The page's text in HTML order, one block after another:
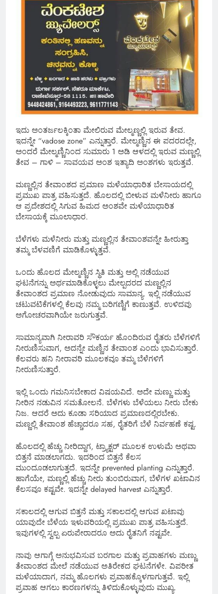
ಇದು ಅಂತರ್ಜಲಕ್ಕಿಂತಾ ಮೇಲಿರುವ ಮೇಲ್ಮಣ್ಣಲ್ಲಿ ಇರುವ ತೇವ.
ಇದನ್ನೇ “vadose zone” ಎನ್ನುತ್ತಾರೆ. ಮೇಲ್ಮಣ್ಣಿನ ಈ ಪದರದಲ್ಲೇ,
ಅಂದರೆ ಮೇಲ್ಮಣ್ಣಿನಿಂದ ಸುಮಾರು 1 ಅಡಿ ಆಳದಲ್ಲಿ ಇರುವ ಮಣ್ಣಲ್ಲಿ
ತೇವ – ಗಾಳಿ – ಸಾವಯವ ಅಂಶ ಇತ್ಯಾದಿ ಅಂಶಗಳು ಇರುತ್ತವೆ.
ಮಣ್ಣಲ್ಲಿನ ತೇವಾಂಶದ ಪ್ರಮಾಣ ಮಳೆಯಾಧಾರಿತ ಬೇಸಾಯದಲ್ಲಿ
ಪ್ರಮುಖ ಪಾತ್ರ ವಹಿಸುತ್ತದೆ. ಹೊಲದಲ್ಲಿ ಬೀಳುವ ಮಳೆನೀರು ಹಾಗೂ
ಆ ಪ್ರದೇಶದಲ್ಲಿ ಸಿಗುವ ಹಿಮದ ಅಂಶವೇ ಮಳೆಯಾಧಾರಿತ
ಬೇಸಾಯಕ್ಕೆ ಮೂಲಾಧಾರ.
ಬೆಳೆಗಳು ಮಳೆನೀರು ಮತ್ತು ಮಣ್ಣಲ್ಲಿನ ತೇವಾಂಶವನ್ನೇ ಹೀರುತ್ತಾ
ತಮ್ಮ ಬೆಳವಣಿಗೆ ಮಾಡಿಕೊಳ್ಳುತ್ತವೆ.
ಒಂದು ಹೊಲದ ಮೇಲ್ಮಣ್ಣಿನ ಸ್ಥಿತಿ ಮತ್ತು ಅಲ್ಲಿ ನಡೆಯುವ
ಘಟನೆಗನ್ನು ಅರ್ಥಮಾಡಿಕೊಳ್ಳಲು ಮೇಲ್ಪದರದ ಮಣ್ಣಲ್ಲಿನ
ತೇವಾಂಶದ ಪ್ರಮಾಣ ನೋಡುವುದು ಸಾಮಾನ್ಯ. ಇಲ್ಲಿ ನಡೆಯುವ
ಚಟುವಟಿಕೆಗಳಲ್ಲಿ ಕೆಲವು ನಮ್ಮ ಬರಿಗಣ್ಣಿಗೆ ಕಾಣುತ್ತವೆ. ಉಳಿದವು
ಅಗೋಚರವಾಗಿಯೇ ಜರುಗುತ್ತವೆ.
ಸಾಮಾನ್ಯವಾಗಿ ನೀರಾವರಿ ಸೌಕರ್ಯ ಹೊಂದಿರುವ ರೈತರು ಬೆಳೆಗಳಿಗೆ
ನೀರುಣಿಸುವಾಗ, ಅದನ್ನೇ ಮಣ್ಣಿನ ತೇವಾಂಶ ಎಂದು ಭಾವಿಸುತ್ತಾರೆ.
ಕೆಲವರು ಹನಿ ನೀರಾವರಿ ಮೂಲಕವೂ ತಮ್ಮ ಬೆಳೆಗಳಿಗೆ
ನೀರುಣಿಸುತ್ತಾರೆ.
ಇಲ್ಲಿ ಒಂದು ಗಮನಿಸಬೇಕಾದ ವಿಷಯವಿದೆ. ಅದೇ ಮಣ್ಣು ಮತ್ತು
ನೀರಿನ ನಡುವಿನ ಸಮತೋಲನೆ. ಬೆಳೆಗಳು ಬೆಳೆಯಲು ನೀರು ಬೇಕು
ನಿಜ. ಆದರೆ ಅದು ಕೂಡಾ ಸರಿಯಾದ ಪ್ರಮಾಣದಲ್ಲಿರಬೇಕು.
ಮಣ್ಣಲ್ಲಿ ತೇವಾಂಶ ಹೆಚ್ಚಾದರೂ ಸಹ, ರೈತರಿಗೆ ಬೆಳೆ ನಿರ್ವಹಣೆ ಕಷ್ಟ.
ಹೊಲದಲ್ಲಿ ಹೆಚ್ಚು ನೀರಿದ್ದಾಗ, ಟ್ರ್ಯಾಕ್ಟರ್ ಮೂಲಕ ಉಳುಮೆ ಅಥವಾ
ಬಿತ್ತನೆ ಮಾಡಲಾಗದು. ಇದರಿಂದ ಬಿತ್ತನೆ ಕೆಲಸ
ಮುಂದೂಡಲಾಗುತ್ತದೆ. ಇದನ್ನೇ prevented planting ಎನ್ನುತ್ತಾರೆ.
ಹಾಗೆಯೇ, ಮಣ್ಣಲ್ಲಿ ಹೆಚ್ಚು ನೀರು ತುಂಬಿರುವಾಗ, ಬೆಳೆಗಳ ಖಟಾವಿನ
ಕೆಲಸವೂ ಕಷ್ಟವೇ. ಇದನ್ನೇ delayed harvest ಎನ್ನುತ್ತಾರೆ.
ಸಕಾಲದಲ್ಲಿ ಆಗುವ ಬಿತ್ತನೆ ಮತ್ತು ಸಕಾಲದಲ್ಲಿ ಆಗುವ ಖಟಾವು
ಯಾವುದೇ ಬೆಳೆಯ ಇಳುವರಿಯಲ್ಲಿ ಪ್ರಮುಖ ಪಾತ್ರ ವಹಿಸುತ್ತದೆ.
ಇವುಗಳಲ್ಲಿ ಸ್ವಲ್ಪ ಏರುಪೇರಾದರೂ ಅದು ರೈತನಿಗೆ ನಷ್ಟವೇ.
ನಾವು ಆಗಾಗ್ಗೆ ಅನುಭವಿಸುವ ಬರಗಾಲ ಮತ್ತು ಪ್ರವಾಹಗಳು ಮಣ್ಣು
ತೇವಾಂಶದ ಮೇಲೆ ನಡೆಯುವ ಅತಿರೇಕದ ಘಟನೆಗಳೇ. ವಿಪರೀತ
ಮಳೆಯಾದಾಗ, ನಮ್ಮ ಹೊಲಗಳು ಪ್ರವಾಹಕ್ಕೊಳಗಾಗುತ್ತವೆ. ಇಲ್ಲಿ
ಪ್ರವಾಹ ಆಗಲು ಕಾರಣಗಳನ್ನು ತಿಳಿದುಕೊಳ್ಳುವುದು ಮುಖ್ಯ.